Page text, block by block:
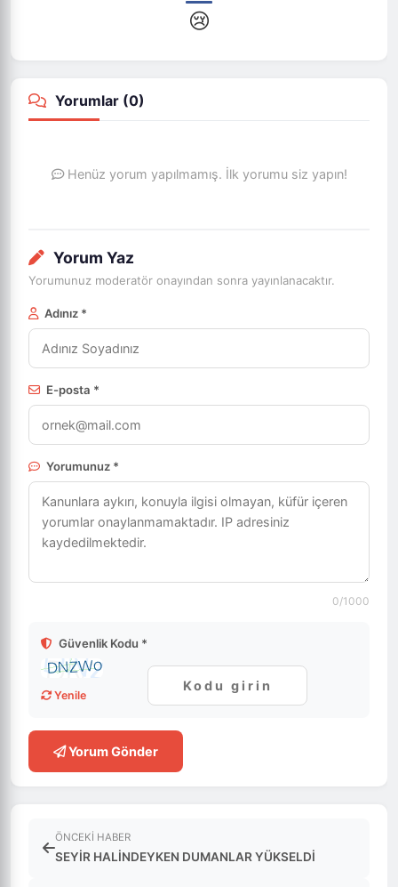
😢
Yorumlar (0)
Henüz yorum yapılmamış. İlk yorumu siz yapın!
Yorum Yaz
Yorumunuz moderatör onayından sonra yayınlanacaktır.
Adınız *
E-posta *
Yorumunuz *
0/1000
Güvenlik Kodu *
Yenile
Yorum Gönder
ÖNCEKI HABER
SEYİR HALİNDEYKEN DUMANLAR YÜKSELDİ